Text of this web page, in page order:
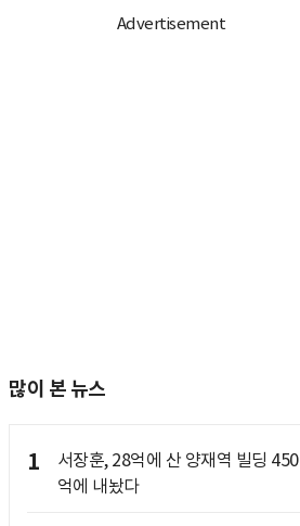
많이 본 뉴스
1
서장훈, 28억에 산 양재역 빌딩 450
억에 내놨다